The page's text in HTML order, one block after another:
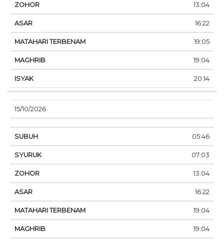
13:04
16:22
19:05
19:04
20:14
15/10/2026
05:46
07:03
13:04
16:22
19:04
19:04